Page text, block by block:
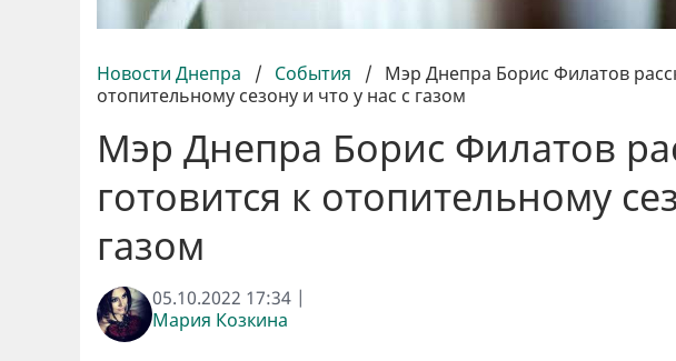
Новости Днепра / События / Мэр Днепра Борис Филатов
отопительному сезону и что у нас с газом
Мэр Днепра Борис Филатов
готовится к отопительному
газом
05.10.2022 17:34 |
Мария Козкина